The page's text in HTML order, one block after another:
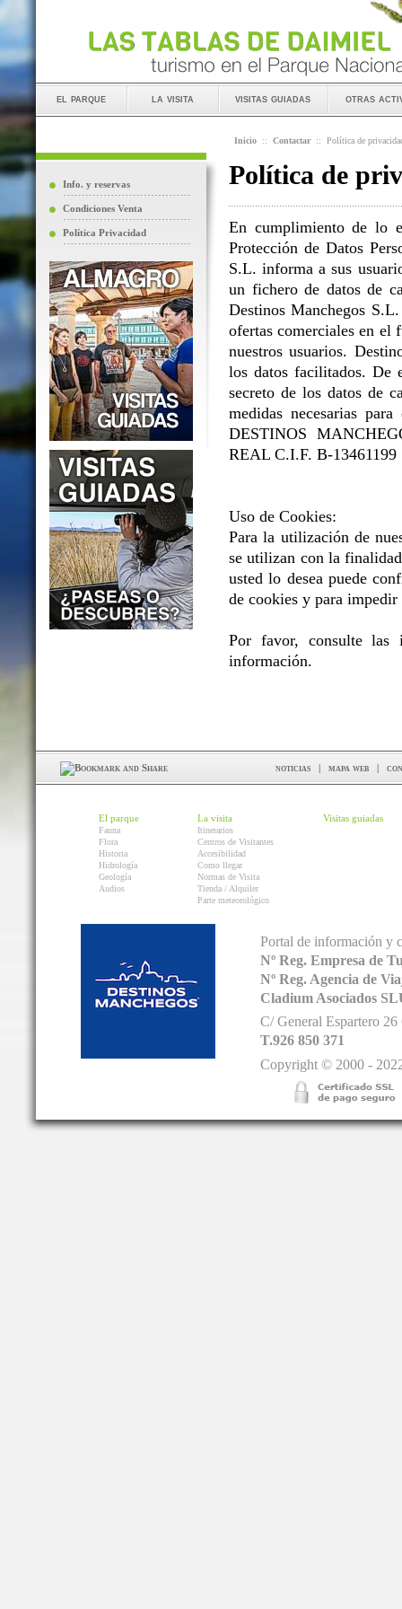
el parque la visita visitas guiadas otras
Info. y reservas
Condiciones Venta
Política Privacidad
Inicio :: Contactar :: Política de
Política de
En cumplimiento de lo
Protección de Datos
S.L. informa a sus
un fichero de datos de
Destinos Manchegos
ofertas comerciales en el
nuestros usuarios.
los datos facilitados. De
secreto de los datos de
medidas necesarias
DESTINOS
REAL C.I.F. B-13461199
Uso de Cookies:
Para la utilización de
se utilizan con la
usted lo desea puede
de cookies y para
Por favor, consulte las
información.
noticias | mapa web |
El parque
Fauna
Flora
Historia
Hidrología
Geología
Audios
La visita
Itinerarios
Centros de Visitantes
Accesibilidad
Como llegar
Normas de Visita
Tienda / Alquiler
Parte meteorológico
Visitas guiadas
Portal de información y
Nº Reg. Empresa de
Nº Reg. Agencia de
Cladium Asociados
C/ General Espartero
T.926 850 371
Copyright © 2000 -